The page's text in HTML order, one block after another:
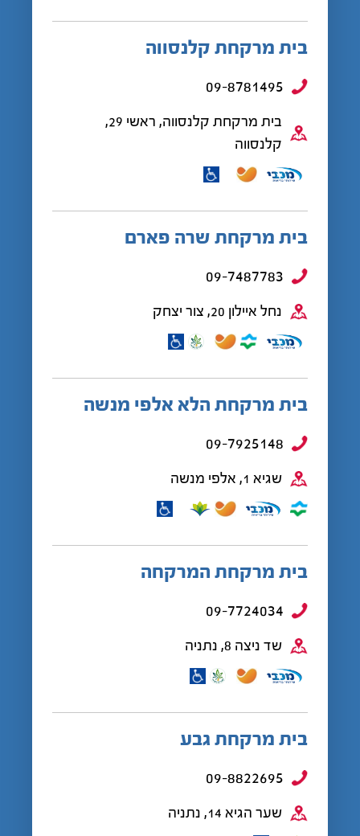
בית מרקחת קלנסווה
09-8781495
בית מרקחת קלנסווה, ראשי 29,
קלנסווה
בית מרקחת שרה פארם
09-7487783
נחל איילון 20, צור יצחק
בית מרקחת הלא אלפי מנשה
09-7925148
שגיא 1, אלפי מנשה
בית מרקחת המרקחה
09-7724034
שד ניצה 8, נתניה
בית מרקחת גבע
09-8822695
שער הגיא 14, נתניה